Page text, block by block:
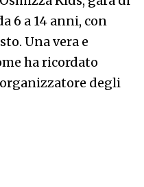
6 a 14 anni, con
Una vera e
ha ricordato
degli